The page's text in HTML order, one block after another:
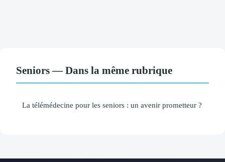
Seniors — Dans la même rubrique
La télémédecine pour les seniors : un avenir prometteur ?